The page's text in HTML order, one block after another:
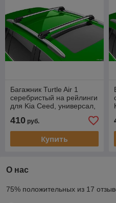
Багажник Turtle Air 1
серебристый на рейлинги
для Kia Ceed, универсал,
410 руб.
Купить
О нас
75% положительных из 17